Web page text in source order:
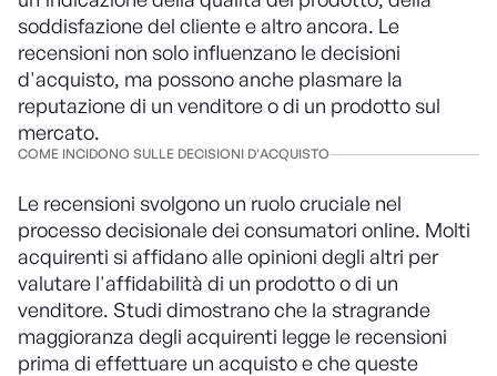
soddisfazione del cliente e altro ancora. Le
recensioni non solo influenzano le decisioni
d'acquisto, ma possono anche plasmare la
reputazione di un venditore o di un prodotto sul
mercato.
COME INCIDONO SULLE DECISIONI D'ACQUISTO
Le recensioni svolgono un ruolo cruciale nel
processo decisionale dei consumatori online. Molti
acquirenti si affidano alle opinioni degli altri per
valutare l'affidabilità di un prodotto o di un
venditore. Studi dimostrano che la stragrande
maggioranza degli acquirenti legge le recensioni
prima di effettuare un acquisto e che queste